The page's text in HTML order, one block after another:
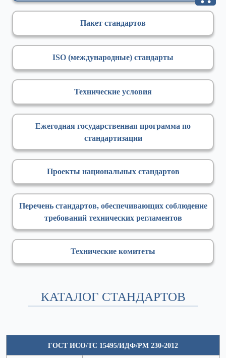
Пакет стандартов
ISO (международные) стандарты
Технические условия
Ежегодная государственная программа по
стандартизации
Проекты национальных стандартов
Перечень стандартов, обеспечивающих соблюдение
требований технических регламентов
Технические комитеты
КАТАЛОГ СТАНДАРТОВ
ГОСТ ИСО/ТС 15495/ИДФ/РМ 230-2012